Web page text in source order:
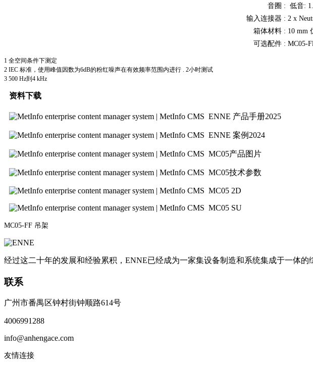
音圈 : 低音:
输入连接器 : 2 x
箱体材料 : 10 mm
可选配件 : MC05-
1 全空间条件下测定
2 IEC 标准，使用峰值因数为6dB的粉红噪声在有效频率范围内进行 . 2小时测试
3 500 Hz到4 kHz
资料下载
ENNE 产品手册2025
ENNE 案例2024
MC05产品图片
MC05技术参数
MC05 2D
MC05 SU
MC05-FF 吊架
经过这二十年的发展和经验累积，ENNE已经成为一家集设备制造和系统集成于一体
联系
广州市番禺区钟村街钟顺路614号
4006991288
info@anhengace.com
友情连接